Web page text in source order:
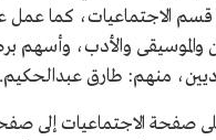
الاجتماعيات، كما
والموسيقى والأدب، وأسهم
منهم: طارق عبدالحكيم.
صفحة الاجتماعيات إلى